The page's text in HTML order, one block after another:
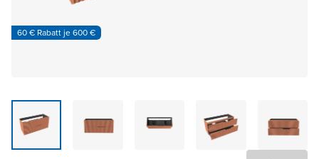
60 € Rabatt je 600 €